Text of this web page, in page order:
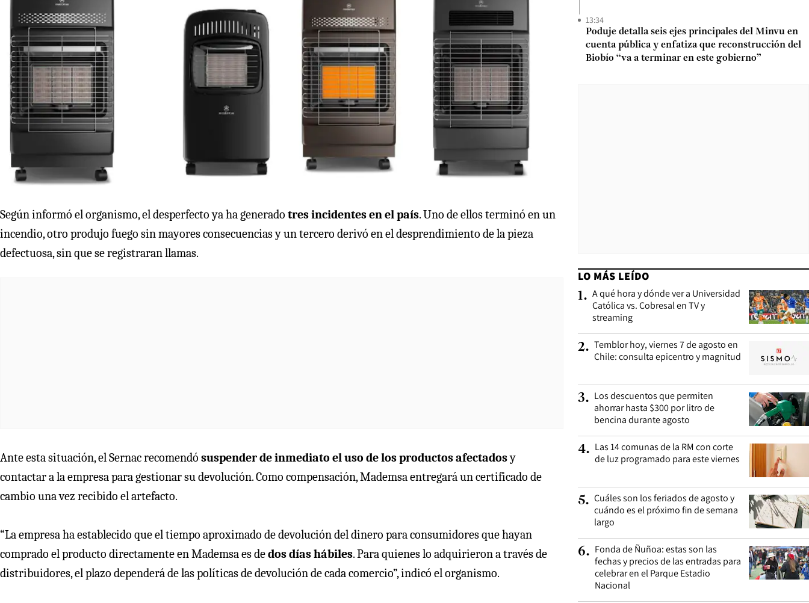
Según informó el organismo, el desperfecto ya ha generado tres incidentes en el país. Uno de ellos terminó en un
incendio, otro produjo fuego sin mayores consecuencias y un tercero derivó en el desprendimiento de la pieza
defectuosa, sin que se registraran llamas.
Ante esta situación, el Sernac recomendó suspender de inmediato el uso de los productos afectadosy
contactar a la empresa para gestionar su devolución. Como compensación, Mademsa entregará un certificado de
cambio una vez recibido el artefacto.
“La empresa ha establecido que el tiempo aproximado de devolución del dinero para consumidores que hayan
comprado el producto directamente en Mademsa es dedos días hábiles. Para quienes lo adquirieron a través de
distribuidores, el plazo dependerá de las políticas de devolución de cada comercio”, indicó el organismo.
13:34
Poduje detalla seis ejes principales del Minvu en
cuenta pública y enfatiza que reconstrucción del
Biobío “va a terminar en este gobierno”
LO MÁS LEÍDO
1. A qué hora y dónde ver a Universidad
Católica vs. Cobresal en TV y
streaming
2. Temblor hoy, viernes 7 de agosto en
Chile: consulta epicentro y magnitud
3. Los descuentos que permiten
ahorrar hasta $300 por litro de
bencina durante agosto
4. Las 14 comunas de la RM con corte
de luz programado para este viernes
5. Cuáles son los feriados de agosto y
cuándo es el próximo fin de semana
largo
6. Fonda de Ñuñoa: estas son las
fechas y precios de las entradas para
celebrar en el Parque Estadio
Nacional